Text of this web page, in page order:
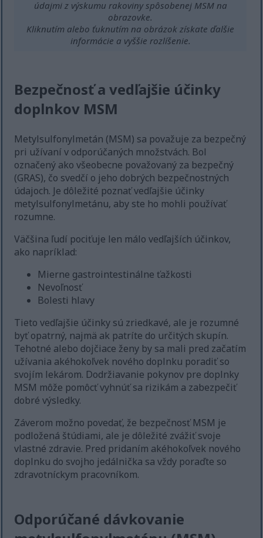
údajmi z výskumu rakoviny spôsobenej MSM na
obrazovke.
Kliknutím alebo ťuknutím na obrázok získate ďalšie
informácie a vyššie rozlíšenie.
Bezpečnosť a vedľajšie účinky
doplnkov MSM
Metylsulfonylmetán (MSM) sa považuje za bezpečný
pri užívaní v odporúčaných množstvách. Bol
označený ako všeobecne považovaný za bezpečný
(GRAS), čo svedčí o jeho dobrých bezpečnostných
údajoch. Je dôležité poznať vedľajšie účinky
metylsulfonylmetánu, aby ste ho mohli používať
rozumne.
Väčšina ľudí pociťuje len málo vedľajších účinkov,
ako napríklad:
Mierne gastrointestinálne ťažkosti
Nevoľnosť
Bolesti hlavy
Tieto vedľajšie účinky sú zriedkavé, ale je rozumné
byť opatrný, najmä ak patríte do určitých skupín.
Tehotné alebo dojčiace ženy by sa mali pred začatím
užívania akéhokoľvek nového doplnku poradiť so
svojím lekárom. Dodržiavanie pokynov pre doplnky
MSM môže pomôcť vyhnúť sa rizikám a zabezpečiť
dobré výsledky.
Záverom možno povedať, že bezpečnosť MSM je
podložená štúdiami, ale je dôležité zvážiť svoje
vlastné zdravie. Pred pridaním akéhokoľvek nového
doplnku do svojho jedálnička sa vždy poraďte so
zdravotníckym pracovníkom.
Odporúčané dávkovanie